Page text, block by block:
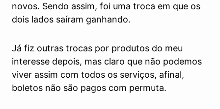
novos. Sendo assim, foi uma troca em que os
dois lados saíram ganhando.
Já fiz outras trocas por produtos do meu
interesse depois, mas claro que não podemos
viver assim com todos os serviços, afinal,
boletos não são pagos com permuta.